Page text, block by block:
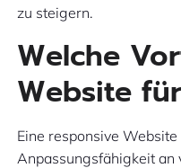
zu steigern.
Welche
Website
Eine responsive
Anpassungsfähigkeit